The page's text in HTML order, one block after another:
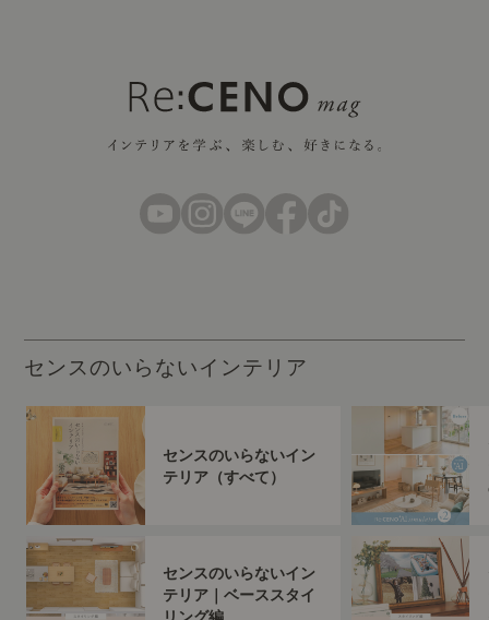
センスのいらないインテリア
センスのいらないイン
テリア（すべて）
センスのいらないイン
テリア｜ベーススタイ
リング編